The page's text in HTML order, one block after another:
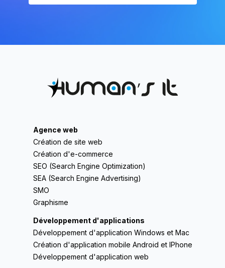
Agence web
Création de site web
Création d'e-commerce
SEO (Search Engine Optimization)
SEA (Search Engine Advertising)
SMO
Graphisme
Développement d'applications
Développement d'application Windows et Mac
Création d'application mobile Android et IPhone
Développement d'application web